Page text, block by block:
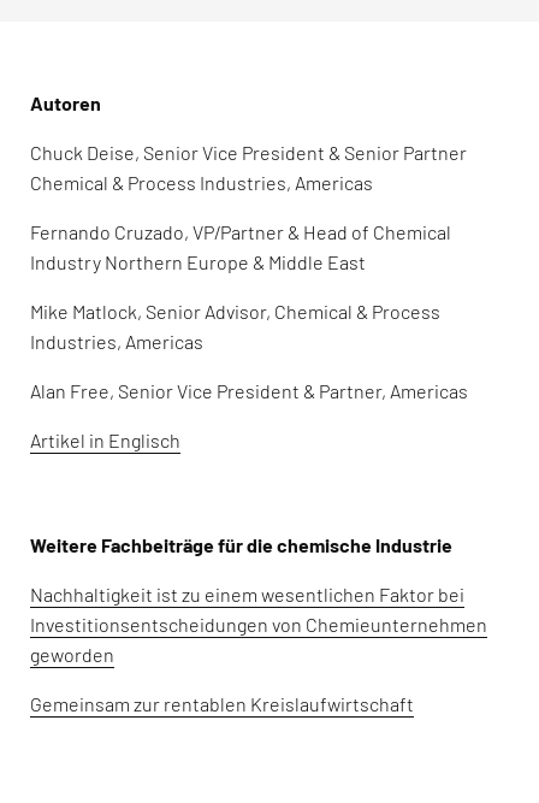
Autoren
Chuck Deise, Senior Vice President & Senior Partner
Chemical & Process Industries, Americas
Fernando Cruzado, VP/Partner & Head of Chemical
Industry Northern Europe & Middle East
Mike Matlock, Senior Advisor, Chemical & Process
Industries, Americas
Alan Free, Senior Vice President & Partner, Americas
Artikel in Englisch
Weitere Fachbeiträge für die chemische Industrie
Nachhaltigkeit ist zu einem wesentlichen Faktor bei
Investitionsentscheidungen von Chemieunternehmen
geworden
Gemeinsam zur rentablen Kreislaufwirtschaft